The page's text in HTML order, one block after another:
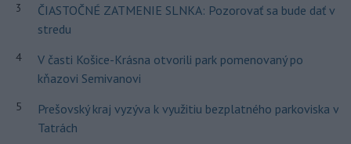
3
ČIASTOČNÉ ZATMENIE SLNKA: Pozorovať sa bude dať v
stredu
4
V časti Košice-Krásna otvorili park pomenovaný po
kňazovi Semivanovi
5
Prešovský kraj vyzýva k využitiu bezplatného parkoviska v
Tatrách